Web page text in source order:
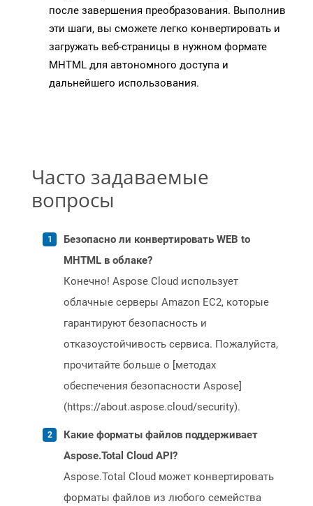
после завершения преобразования. Выполнив
эти шаги, вы сможете легко конвертировать и
загружать веб-страницы в нужном формате
MHTML для автономного доступа и
дальнейшего использования.
Часто задаваемые
вопросы
Безопасно ли конвертировать WEB to
MHTML в облаке?
Конечно! Aspose Cloud использует
облачные серверы Amazon EC2, которые
гарантируют безопасность и
отказоустойчивость сервиса. Пожалуйста,
прочитайте больше о [методах
обеспечения безопасности Aspose]
(https://about.aspose.cloud/security).
Какие форматы файлов поддерживает
Aspose.Total Cloud API?
Aspose.Total Cloud может конвертировать
форматы файлов из любого семейства